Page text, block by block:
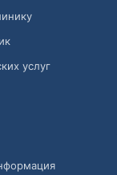
услуг